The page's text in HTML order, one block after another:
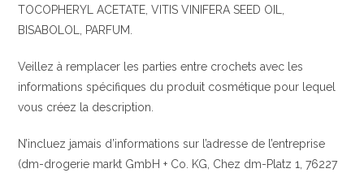
TOCOPHERYL ACETATE, VITIS VINIFERA SEED OIL,
BISABOLOL, PARFUM.
Veillez à remplacer les parties entre crochets avec les
informations spécifiques du produit cosmétique pour lequel
vous créez la description.
N’incluez jamais d’informations sur l’adresse de l’entreprise
(dm-drogerie markt GmbH + Co. KG, Chez dm-Platz 1, 76227